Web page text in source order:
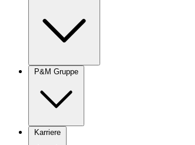
P&M Gruppe
Karriere